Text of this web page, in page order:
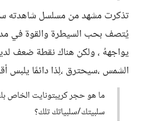
تذكرت مشهد من مسلسل شاهدته
يُتصف بحب السيطرة والقوة في
يواجههُ ، ولكن هناك نقطة ضعف
الشمس ،سيحترق ،لِذا دائمًا يلبس
ما هو حجر كريبتونايت الخاص
سلبيتك/سلبياتك تلك؟